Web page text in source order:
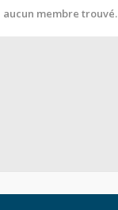
aucun membre trouvé.